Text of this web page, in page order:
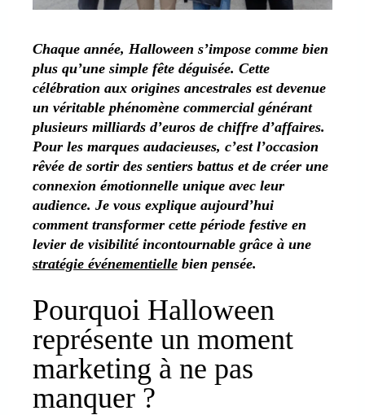
Chaque année, Halloween s’impose comme bien
plus qu’une simple fête déguisée. Cette
célébration aux origines ancestrales est devenue
un véritable phénomène commercial générant
plusieurs milliards d’euros de chiffre d’affaires.
Pour les marques audacieuses, c’est l’occasion
rêvée de sortir des sentiers battus et de créer une
connexion émotionnelle unique avec leur
audience. Je vous explique aujourd’hui
comment transformer cette période festive en
levier de visibilité incontournable grâce à une
stratégie événementielle bien pensée.
Pourquoi Halloween
représente un moment
marketing à ne pas
manquer ?